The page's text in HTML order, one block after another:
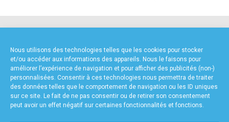
Nous utilisons des technologies telles que les cookies pour stocker
et/ou accéder aux informations des appareils. Nous le faisons pour
améliorer l’expérience de navigation et pour afficher des publicités (non-)
personnalisées. Consentir à ces technologies nous permettra de traiter
des données telles que le comportement de navigation ou les ID uniques
sur ce site. Le fait de ne pas consentir ou de retirer son consentement
peut avoir un effet négatif sur certaines fonctionnalités et fonctions.